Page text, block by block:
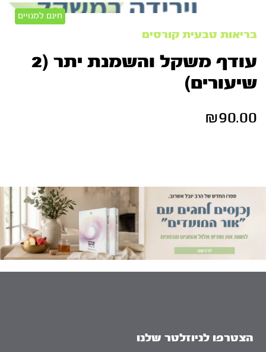
חינם למנויים
בריאות טבעית קורסים
עודף משקל והשמנת יתר (2
שיעורים)
₪90.00
הצטרפו לניוזלטר שלנו